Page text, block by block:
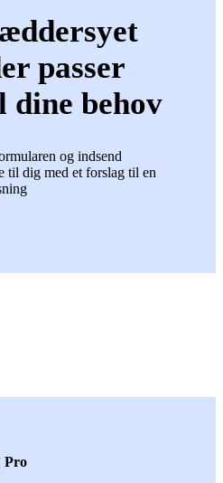
passer
behov
og indsend
til dig med et forslag til en
Pro